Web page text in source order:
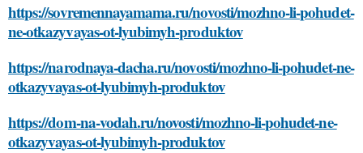
https://sovremennayamama.ru/novosti/mozhno-li-pohudet-
ne-otkazyvayas-ot-lyubimyh-produktov
https://narodnaya-dacha.ru/novosti/mozhno-li-pohudet-ne-
otkazyvayas-ot-lyubimyh-produktov
https://dom-na-vodah.ru/novosti/mozhno-li-pohudet-ne-
otkazyvayas-ot-lyubimyh-produktov